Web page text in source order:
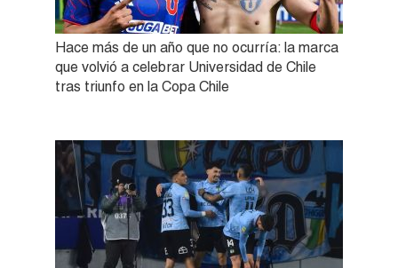
Hace más de un año que no ocurría: la marca
que volvió a celebrar Universidad de Chile
tras triunfo en la Copa Chile